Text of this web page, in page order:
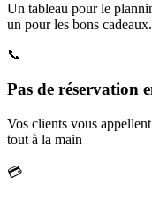
Un tableau pour le
un pour les bons
📞
Pas de réservation
Vos clients vous
tout à la main
💳